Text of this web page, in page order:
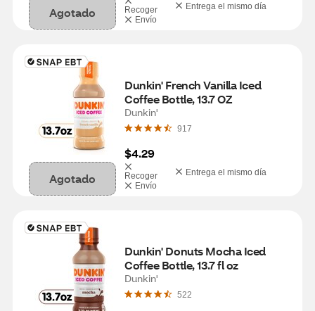
Agotado Recoger
Entrega el mismo día
Envío
Agotado
Dunkin' French Vanilla Iced
Coffee Bottle, 13.7 OZ
Dunkin'
917
$4.29
Recoger
Entrega el mismo día
Envío
Dunkin' Donuts Mocha Iced
Coffee Bottle, 13.7 fl oz
Dunkin'
522